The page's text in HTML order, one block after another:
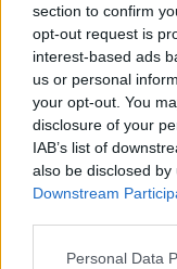
section to confirm
opt-out request is
interest-based ads
us or personal
your opt-out. You
disclosure of your
IAB’s list of
also be disclosed
Downstream
Please note that
Personal Data
Ha felnőtt vagy,
kiskorú ne
A belépéssel
Szabadság
Csató
absolut_hu •2019.